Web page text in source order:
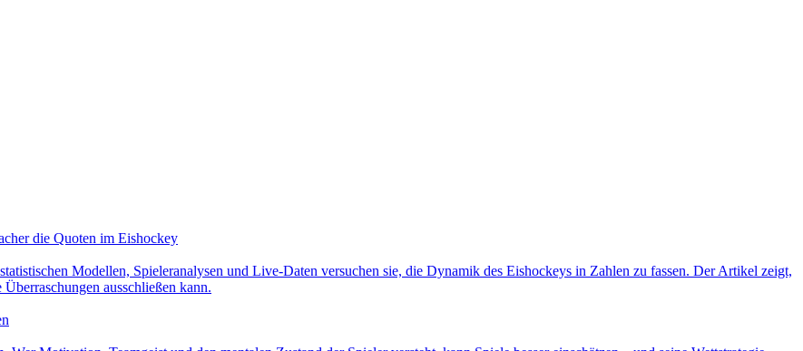
die Quoten im Eishockey
Modellen, Spieleranalysen und Live-Daten versuchen sie, die Dynamik des Eishockeys in Zahlen zu fassen. Der Artikel zeigt,
ausschließen kann.